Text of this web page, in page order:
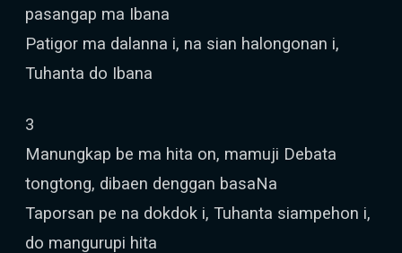
pasangap ma Ibana
Patigor ma dalanna i, na sian halongonan i,
Tuhanta do Ibana
3
Manungkap be ma hita on, mamuji Debata
tongtong, dibaen denggan basaNa
Taporsan pe na dokdok i, Tuhanta siampehon i,
do mangurupi hita